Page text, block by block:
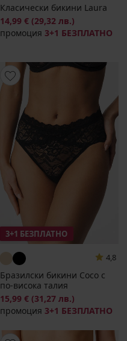
Класически бикини Laura
14,99 € (29,32 лв.)
промоция 3+1 БЕЗПЛАТНО
3+1 БЕЗПЛАТНО
4,8
Бразилски бикини Coco с
по-висока талия
15,99 € (31,27 лв.)
промоция 3+1 БЕЗПЛАТНО